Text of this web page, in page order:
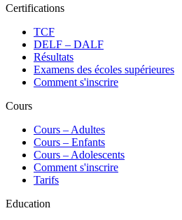
Certifications
TCF
DELF – DALF
Résultats
Examens des écoles supérieures
Comment s'inscrire
Cours
Сours – Adultes
Cours – Enfants
Cours – Adolescents
Comment s'inscrire
Tarifs
Education